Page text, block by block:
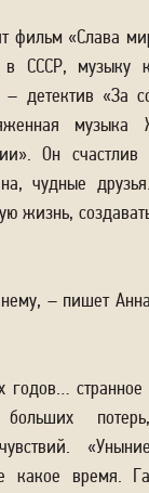
фильм «Слава
в СССР, музыку
детектив «За
музыка
Он
чудные
жизнь,
– пишет
годов…
какое время.